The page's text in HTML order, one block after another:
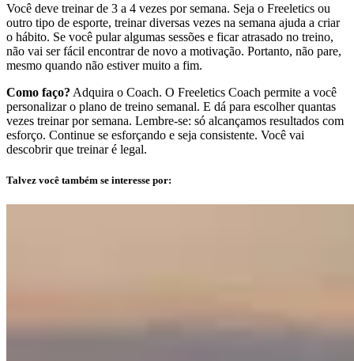
Você deve treinar de 3 a 4 vezes por semana. Seja o Freeletics ou
outro tipo de esporte, treinar diversas vezes na semana ajuda a criar
o hábito. Se você pular algumas sessões e ficar atrasado no treino,
não vai ser fácil encontrar de novo a motivação. Portanto, não pare,
mesmo quando não estiver muito a fim.
Como faço? Adquira o Coach. O Freeletics Coach permite a você
personalizar o plano de treino semanal. E dá para escolher quantas
vezes treinar por semana. Lembre-se: só alcançamos resultados com
esforço. Continue se esforçando e seja consistente. Você vai
descobrir que treinar é legal.
Talvez você também se interesse por: